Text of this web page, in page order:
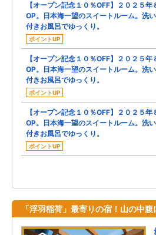
【オープン記念１０％OFF】２０２５年
OP。日本海一望のスイートルーム。洗
付きお風呂でゆっくり。
ポイントUP
【オープン記念１０％OFF】２０２５年
OP。日本海一望のスイートルーム。洗
付きお風呂でゆっくり。
ポイントUP
【オープン記念１０％OFF】２０２５年
OP。日本海一望のスイートルーム。洗
付きお風呂でゆっくり。
ポイントUP
「浮羽稲荷」最寄りの宿！山の中